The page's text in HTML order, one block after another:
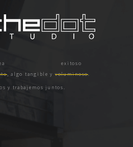
, algo tangible y voluminoso
y trabajemos juntos.